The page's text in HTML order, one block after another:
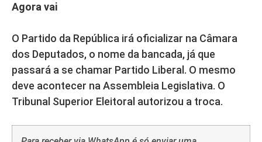
Agora vai
O Partido da República irá oficializar na Câmara
dos Deputados, o nome da bancada, já que
passará a se chamar Partido Liberal. O mesmo
deve acontecer na Assembleia Legislativa. O
Tribunal Superior Eleitoral autorizou a troca.